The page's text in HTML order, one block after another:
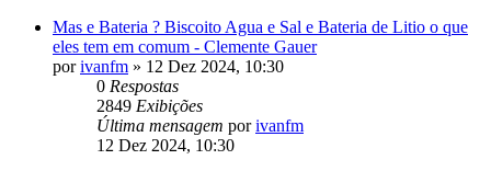
Mas e Bateria ? Biscoito Agua e Sal e Bateria de Litio o que
eles tem em comum - Clemente Gauer
porivanfm » 12 Dez 2024, 10:30
0 Respostas
2849 Exibições
Última mensagem porivanfm
12 Dez 2024, 10:30